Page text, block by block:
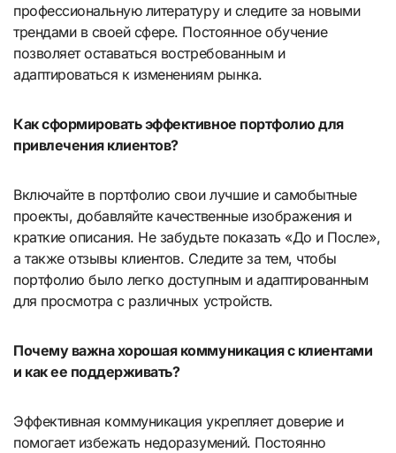
профессиональную литературу и следите за новыми
трендами в своей сфере. Постоянное обучение
позволяет оставаться востребованным и
адаптироваться к изменениям рынка.
Как сформировать эффективное портфолио для
привлечения клиентов?
Включайте в портфолио свои лучшие и самобытные
проекты, добавляйте качественные изображения и
краткие описания. Не забудьте показать «До и После»,
а также отзывы клиентов. Следите за тем, чтобы
портфолио было легко доступным и адаптированным
для просмотра с различных устройств.
Почему важна хорошая коммуникация с клиентами
и как ее поддерживать?
Эффективная коммуникация укрепляет доверие и
помогает избежать недоразумений. Постоянно